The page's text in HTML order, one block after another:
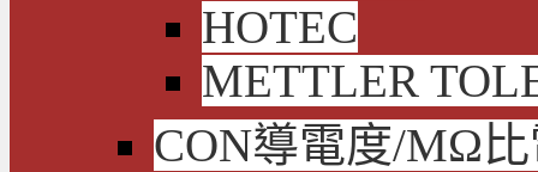
HOTEC
METTLER
CON導電度/MΩ